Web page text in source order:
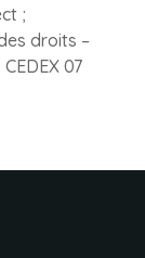
;
droits –
07